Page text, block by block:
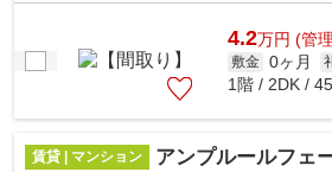
4.2万円 (管
敷金 0ヶ月
1階 / 2DK /
賃貸 | マンション アンプルールフェ